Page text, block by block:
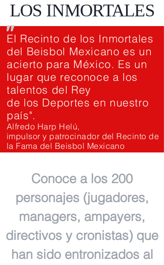
LOS INMORTALES
El Recinto de los Inmortales
del Beisbol Mexicano es un
acierto para México. Es un
lugar que reconoce a los
talentos del Rey
de los Deportes en nuestro
país".
Alfredo Harp Helú,
impulsor y patrocinador del Recinto de
la Fama del Beisbol Mexicano
"
Conoce a los 200
personajes (jugadores,
managers, ampayers,
directivos y cronistas) que
han sido entronizados al